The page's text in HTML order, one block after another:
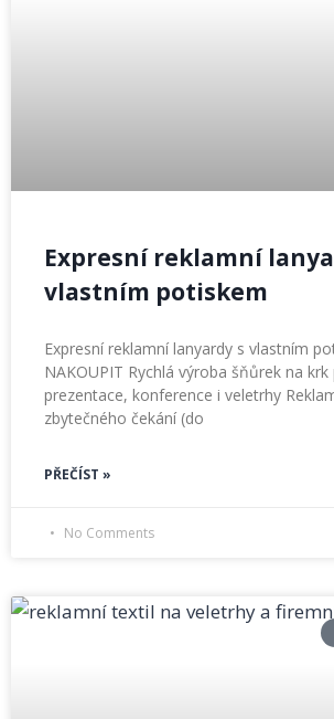
Expresní reklamní
vlastním potiskem
Expresní reklamní lanyardy s vlastním
NAKOUPIT Rychlá výroba šňůrek na
prezentace, konference i veletrhy
zbytečného čekání (do
PŘEČÍST »
No Comments